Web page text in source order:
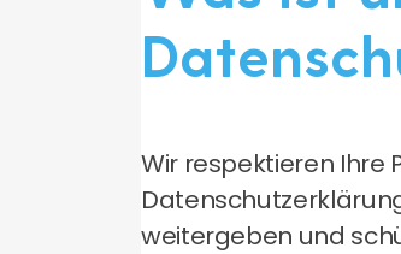
Wir respektieren Ihre
weitergeben und